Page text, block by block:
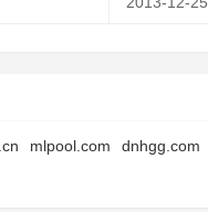
mlpool.com dnhgg.com